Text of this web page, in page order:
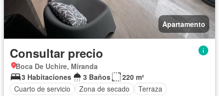
Apartamento
Consultar precio
Boca De Uchire, Miranda
3 Habitaciones
3 Baños
220 m²
Cuarto de servicio
Zona de secado Terraza